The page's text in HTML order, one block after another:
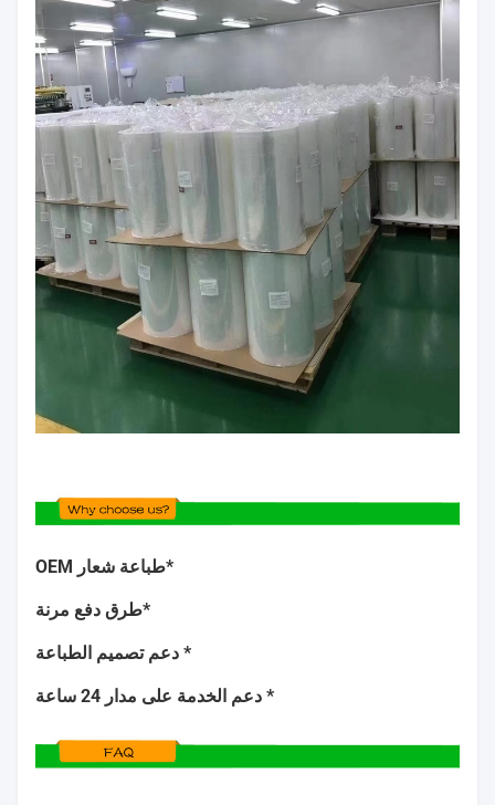
*طباعة شعار OEM
*طرق دفع مرنة
* دعم تصميم الطباعة
* دعم الخدمة على مدار 24 ساعة